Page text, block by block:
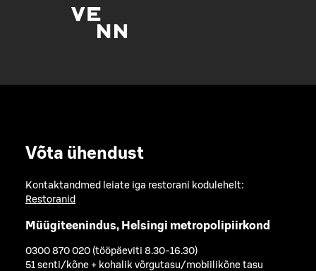
Võta ühendust
Kontaktandmed leiate iga restorani kodulehelt:
Restoranid
Müügiteenindus, Helsingi metropolipiirkond
0300 870 020 (tööpäeviti 8.30-16.30)
51 senti/kõne + kohalik võrgutasu/mobiilikõne tasu